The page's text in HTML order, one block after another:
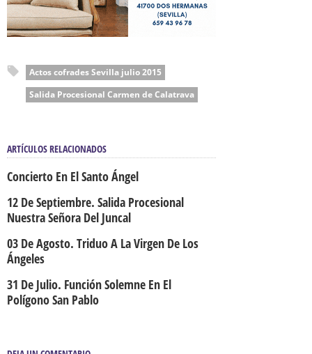
Actos cofrades Sevilla julio 2015
Salida Procesional Carmen de Calatrava
ARTÍCULOS RELACIONADOS
Concierto En El Santo Ángel
12 De Septiembre. Salida Procesional
Nuestra Señora Del Juncal
03 De Agosto. Triduo A La Virgen De Los
Ángeles
31 De Julio. Función Solemne En El
Polígono San Pablo